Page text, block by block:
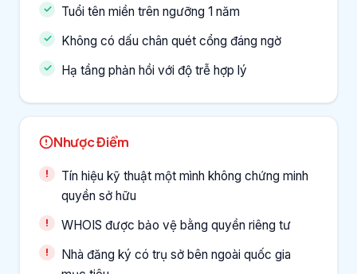
Tuổi tên miền trên ngưỡng 1 năm
Không có dấu chân quét cổng đáng ngờ
Hạ tầng phản hồi với độ trễ hợp lý
Nhược Điểm
Tín hiệu kỹ thuật một mình không chứng minh
quyền sở hữu
WHOIS được bảo vệ bằng quyền riêng tư
Nhà đăng ký có trụ sở bên ngoài quốc gia